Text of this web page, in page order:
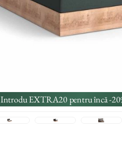
Introdu EXTRA20 pentru încă -